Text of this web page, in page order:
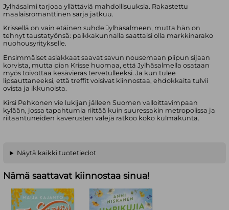
Jylhäsalmi tarjoaa yllättäviä mahdollisuuksia. Rakastettu
maalaisromanttinen sarja jatkuu.
Krissellä on vain etäinen suhde Jylhäsalmeen, mutta hän on
tehnyt taustatyönsä: paikkakunnalla saattaisi olla markkinarako
nuohousyritykselle.
Ensimmäiset asiakkaat saavat savun nousemaan piipun sijaan
korvista, mutta pian Krisse huomaa, että Jylhäsalmella osataan
myös toivottaa kesävieras tervetulleeksi. Ja kun tulee
lipsauttaneeksi, että treffit voisivat kiinnostaa, ehdokkaita tulvii
ovista ja ikkunoista.
Kirsi Pehkonen vie lukijan jälleen Suomen valloittavimpaan
kylään, jossa tapahtumia riittää kuin suuressakin metropolissa ja
riitaantuneiden kaverusten välejä ratkoo koko kulmakunta.
Näytä kaikki tuotetiedot
Nämä saattavat kiinnostaa sinua!